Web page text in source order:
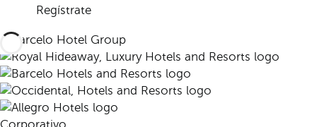
Regístrate